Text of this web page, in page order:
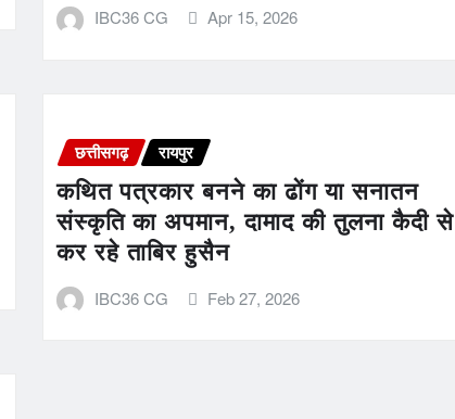
IBC36 CG Apr 15, 2026
छत्तीसगढ़ रायपुर
कथित पत्रकार बनने का ढोंग या सनातन
संस्कृति का अपमान, दामाद की तुलना कैदी से
कर रहे ताबिर हुसैन
IBC36 CG Feb 27, 2026